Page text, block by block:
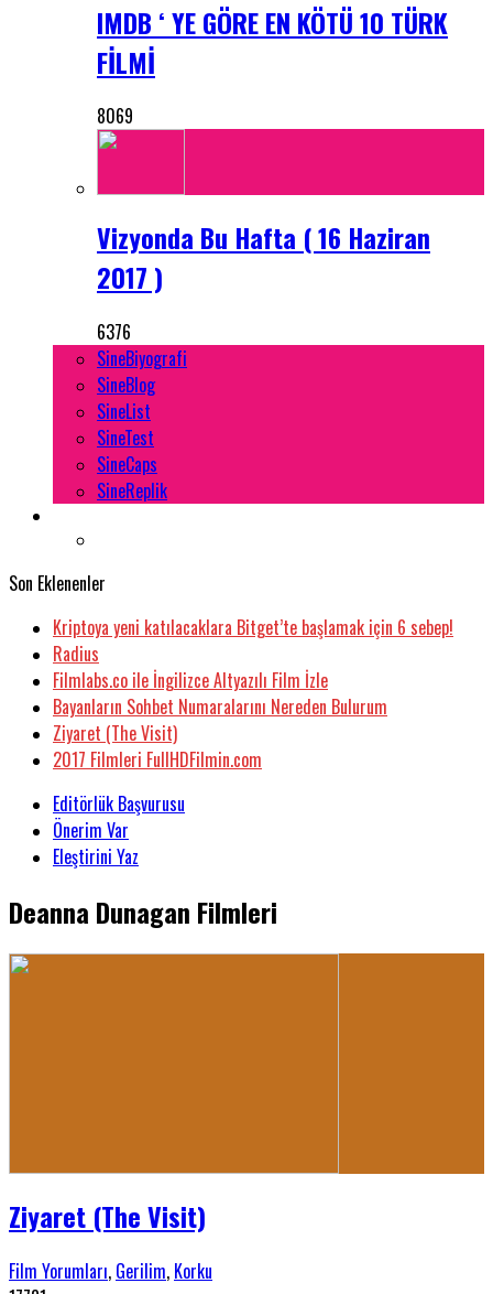
IMDB ‘ YE GÖRE EN KÖTÜ 10 TÜRK
FİLMİ
8069
Vizyonda Bu Hafta ( 16 Haziran
2017 )
6376
SineBiyografi
SineBlog
SineList
SineTest
SineCaps
SineReplik
Son Eklenenler
Kriptoya yeni katılacaklara Bitget’te başlamak için 6 sebep!
Radius
Filmlabs.co ile İngilizce Altyazılı Film İzle
Bayanların Sohbet Numaralarını Nereden Bulurum
Ziyaret (The Visit)
2017 Filmleri FullHDFilmin.com
Editörlük Başvurusu
Önerim Var
Eleştirini Yaz
Deanna Dunagan Filmleri
Ziyaret (The Visit)
Film Yorumları, Gerilim, Korku